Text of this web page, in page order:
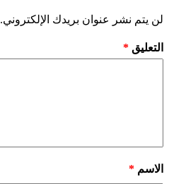
لن يتم نشر عنوان بريدك الإلكتروني.
التعليق *
الاسم *